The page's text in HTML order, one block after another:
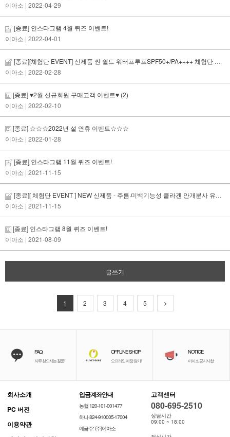
이아소 | 2022-04-29
[종료] 인스타그램 4월 퀴즈 이벤트!
이아소 | 2022-04-01
[종료][체험단 EVENT] 신제품 썬 쉴드 워터프루프SPF50+/PA++++ 체험단 모집!
이아소 | 2022-02-28
[종료] ♥2월 신규회원 구매고객 이벤트♥ (2)
이아소 | 2022-02-10
[종료] ☆☆☆2022년 설 연휴 이벤트☆☆☆
이아소 | 2022-01-28
[종료] 인스타그램 11월 퀴즈 이벤트!
이아소 | 2021-11-15
[종료][ 체험단 EVENT ] NEW 신제품 - 주름·미백기능성 콜라겐 안개분사 유쓰미스트 체험단 모집
이아소 | 2021-11-15
[종료] 인스타그램 8월 퀴즈 이벤트!
이아소 | 2021-08-09
글쓰기
1 2 3 4 5
FAQ
자주 찾으시는 질문!
OFFLINE SHOP
오프라인 매장 찾기!
NOTICE
이이소 공지사항
회사소개
PC 버전
이용약관
입금계좌안내
농협 120-101-001477
하나 824-910005-17004
예금주: (주)이아소
고객센터
080-695-2510
상담시간
09:00 ~ 18:00